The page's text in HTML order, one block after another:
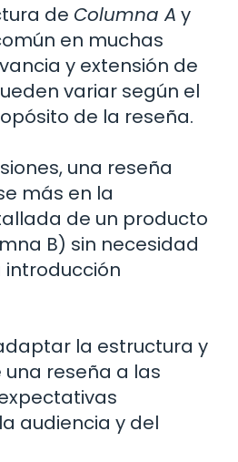
de Columna A y
en muchas
y extensión de
variar según el
de la reseña.
una reseña
más en la
de un producto
B) sin necesidad
introducción
la estructura y
reseña a las
audiencia y del